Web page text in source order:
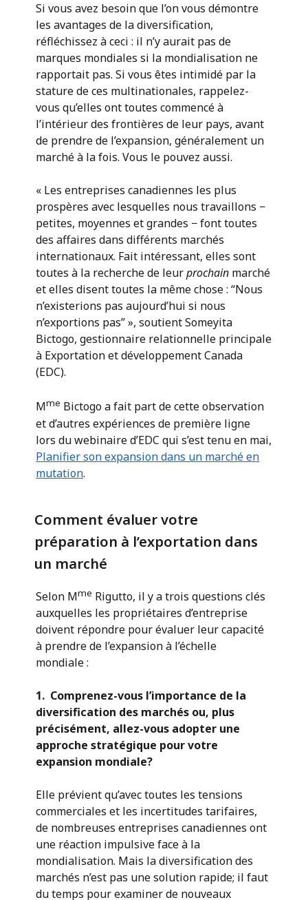
Si vous avez besoin que l’on vous démontre
les avantages de la diversification,
réfléchissez à ceci : il n’y aurait pas de
marques mondiales si la mondialisation ne
rapportait pas. Si vous êtes intimidé par la
stature de ces multinationales, rappelez-
vous qu’elles ont toutes commencé à
l’intérieur des frontières de leur pays, avant
de prendre de l’expansion, généralement un
marché à la fois. Vous le pouvez aussi.
« Les entreprises canadiennes les plus
prospères avec lesquelles nous travaillons −
petites, moyennes et grandes − font toutes
des affaires dans différents marchés
internationaux. Fait intéressant, elles sont
toutes à la recherche de leurprochain marché
et elles disent toutes la même chose : “Nous
n’existerions pas aujourd’hui si nous
n’exportions pas” », soutient Someyita
Bictogo, gestionnaire relationnelle principale
à Exportation et développement Canada
(EDC).
Mme Bictogo a fait part de cette observation
et d’autres expériences de première ligne
lors du webinaire d’EDC qui s’est tenu en mai,
Planifier son expansion dans un marché en
mutation.
Comment évaluer votre
préparation à l’exportation dans
un marché
Selon Mme Rigutto, il y a trois questions clés
auxquelles les propriétaires d’entreprise
doivent répondre pour évaluer leur capacité
à prendre de l’expansion à l’échelle
mondiale :
1. Comprenez-vous l’importance de la
diversification des marchés ou, plus
précisément, allez-vous adopter une
approche stratégique pour votre
expansion mondiale?
Elle prévient qu’avec toutes les tensions
commerciales et les incertitudes tarifaires,
de nombreuses entreprises canadiennes ont
une réaction impulsive face à la
mondialisation. Mais la diversification des
marchés n’est pas une solution rapide; il faut
du temps pour examiner de nouveaux